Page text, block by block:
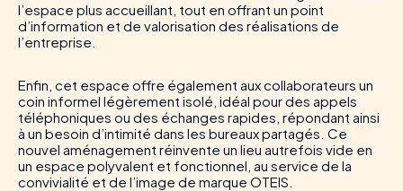
l’espace plus accueillant, tout en offrant un point
d’information et de valorisation des réalisations de
l’entreprise.
Enfin, cet espace offre également aux collaborateurs un
coin informel légèrement isolé, idéal pour des appels
téléphoniques ou des échanges rapides, répondant ainsi
à un besoin d’intimité dans les bureaux partagés. Ce
nouvel aménagement réinvente un lieu autrefois vide en
un espace polyvalent et fonctionnel, au service de la
convivialité et de l’image de marque OTEIS.